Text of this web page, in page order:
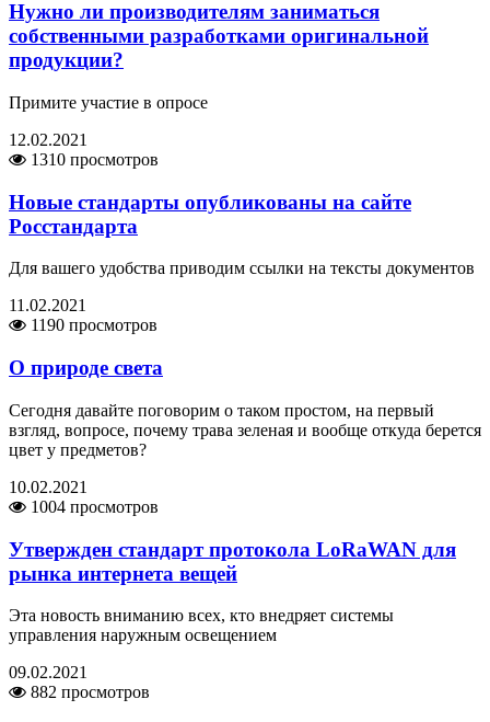
Нужно ли производителям заниматься
собственными разработками оригинальной
продукции?
Примите участие в опросе
12.02.2021
1310 просмотров
Новые стандарты опубликованы на сайте
Росстандарта
Для вашего удобства приводим ссылки на тексты документов
11.02.2021
1190 просмотров
О природе света
Сегодня давайте поговорим о таком простом, на первый
взгляд, вопросе, почему трава зеленая и вообще откуда берется
цвет у предметов?
10.02.2021
1004 просмотров
Утвержден стандарт протокола LoRaWAN для
рынка интернета вещей
Эта новость вниманию всех, кто внедряет системы
управления наружным освещением
09.02.2021
882 просмотров